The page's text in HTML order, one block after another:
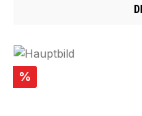
Rabatt
%